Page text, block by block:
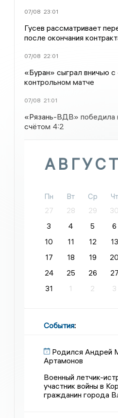
07/08 23:01
Гусев рассматривает
после окончания
07/08 22:01
«Буран» сыграл вничью
контрольном матче
07/08 21:01
«Рязань-ВДВ»
счётом 4:2
АВГУСТ
Пн Вт Ср Чт
27
28 29 30
3
4 5 6
10
11 12 13
17
18 19 20
24
25 26 27
31
1 2 3
События:
Родился Андрей
Артамонов
Военный летчик-
участник войны в
гражданин города